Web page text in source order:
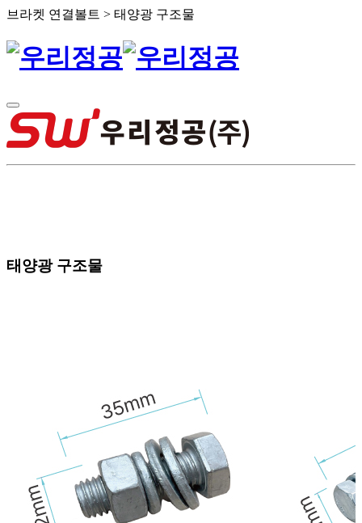
브라켓 연결볼트 > 태양광 구조물
태양광 구조물